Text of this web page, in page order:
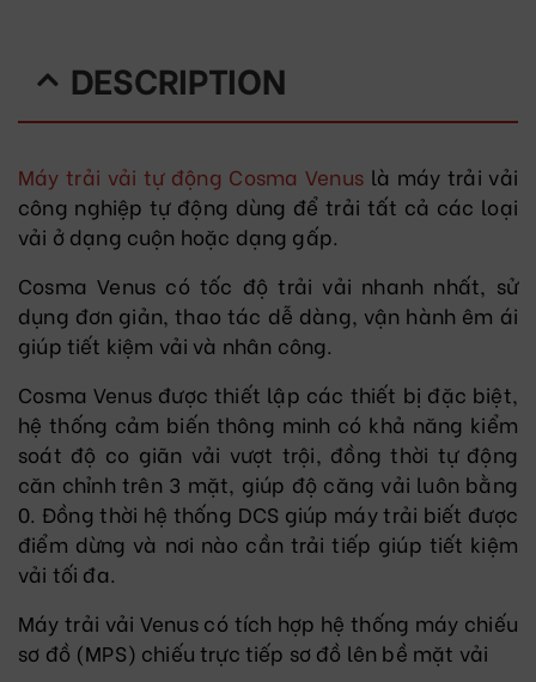
DESCRIPTION
Máy trải vải tự động Cosma Venuslà máy trải vải
công nghiệp tự động dùng để trải tất cả các loại
vải ở dạng cuộn hoặc dạng gấp.
Cosma Venus có tốc độ trải vải nhanh nhất, sử
dụng đơn giản, thao tác dễ dàng, vận hành êm ái
giúp tiết kiệm vải và nhân công.
Cosma Venus được thiết lập các thiết bị đặc biệt,
hệ thống cảm biến thông minh có khả năng kiểm
soát độ co giãn vải vượt trội, đồng thời tự động
căn chỉnh trên 3 mặt, giúp độ căng vải luôn bằng
0. Đồng thời hệ thống DCS giúp máy trải biết được
điểm dừng và nơi nào cần trải tiếp giúp tiết kiệm
vải tối đa.
Máy trải vải Venus có tích hợp hệ thống máy chiếu
sơ đồ (MPS) chiếu trực tiếp sơ đồ lên bề mặt vải